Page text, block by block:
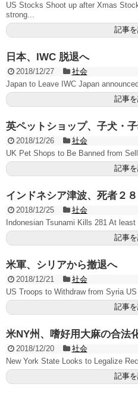
US Stocks Shoot up after Xmas
strong...
記事
日本、IWC 脱退へ
2018/12/27
社会
Japan to Leave IWC Japan
記事
英ペットショップ、子犬・
2018/12/26
社会
UK Pet Shops to Be Banned from
記事
インドネシア津波、死者２
2018/12/25
社会
Indonesian Tsunami Kills 281 At
記事
米軍、シリアから撤退へ
2018/12/21
社会
US Troops to Withdraw from Syria
記事
米NY州、嗜好用大麻の合法
2018/12/20
社会
New York State Looks to Legalize
記事